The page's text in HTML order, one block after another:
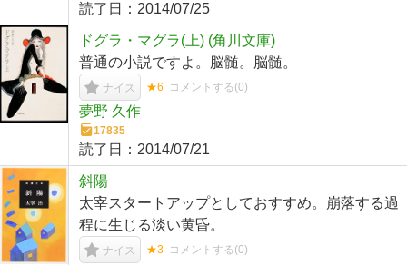
読了日： 2014/07/25
ドグラ・マグラ(上) (角川文庫)
普通の小説ですよ。脳髄。脳髄。
ナイス ★6 コメントする(0)
夢野 久作
17835
読了日： 2014/07/21
斜陽
太宰スタートアップとしておすすめ。崩落する過
程に生じる淡い黄昏。
ナイス ★3 コメントする(0)